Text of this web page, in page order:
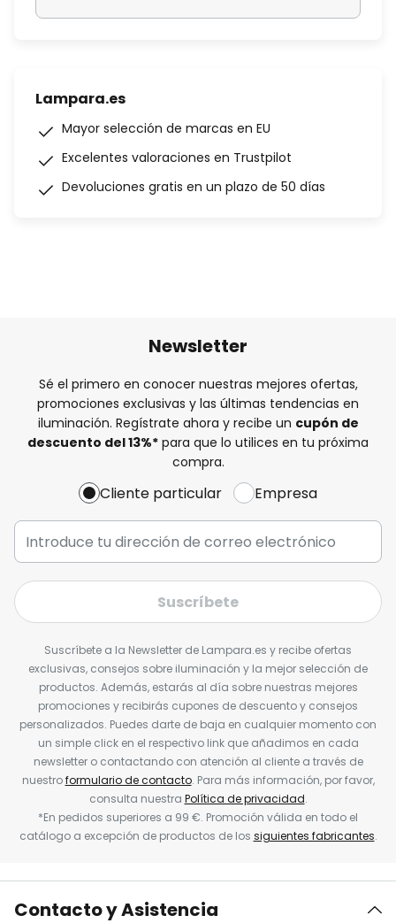
Lampara.es
Mayor selección de marcas en EU
Excelentes valoraciones en Trustpilot
Devoluciones gratis en un plazo de 50 días
Newsletter
Sé el primero en conocer nuestras mejores ofertas,
promociones exclusivas y las últimas tendencias en
iluminación. Regístrate ahora y recibe un cupón de
descuento del13%* para que lo utilices en tu próxima
compra.
Cliente particular Empresa
Suscríbete
Suscríbete a la Newsletter de Lampara.es y recibe ofertas
exclusivas, consejos sobre iluminación y la mejor selección de
productos. Además, estarás al día sobre nuestras mejores
promociones y recibirás cupones de descuento y consejos
personalizados. Puedes darte de baja en cualquier momento con
un simple click en el respectivo link que añadimos en cada
newsletter o contactando con atención al cliente a través de
nuestroformulario de contacto. Para más información, por favor,
consulta nuestra Política de privacidad.
*En pedidos superiores a 99 €. Promoción válida en todo el
catálogo a excepción de productos de los siguientes fabricantes.
Contacto y Asistencia